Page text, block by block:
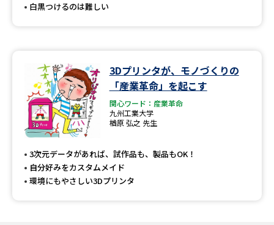
白黒つけるのは難しい
3Dプリンタが、モノづくりの
「産業革命」を起こす
関心ワード：産業革命
九州工業大学
楢原 弘之 先生
3次元データがあれば、試作品も、製品もOK！
自分好みをカスタムメイド
環境にもやさしい3Dプリンタ